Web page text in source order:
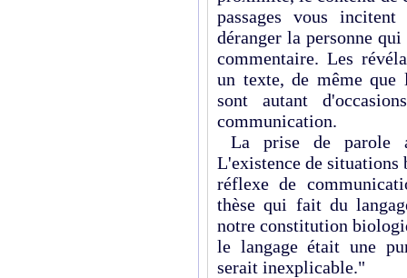
passages vous
déranger la personne
commentaire. Les
un texte, de même que
sont autant
communication.
La prise de parole
L'existence de situations
réflexe de
thèse qui fait du
notre constitution
le langage était une
serait inexplicable."